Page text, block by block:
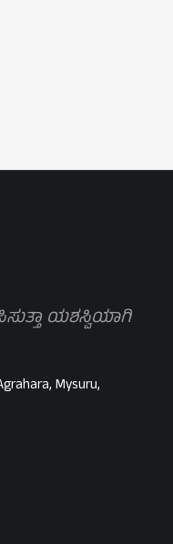
ಯಶಸ್ವಿಯಾಗಿ
Mysuru,